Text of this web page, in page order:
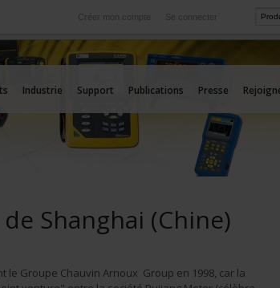
Se connecter
Créer mon compte
à l'étranger
Industrie Support Publications Presse
Shanghai (Chine)
le Groupe Chauvin Arnoux Group en 1998, car la